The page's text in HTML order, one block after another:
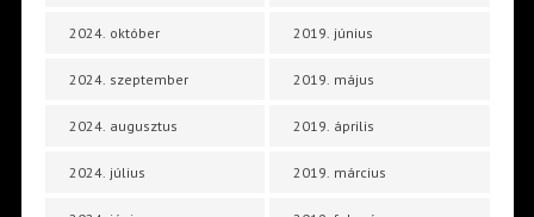
2024. október
2024. szeptember
2024. augusztus
2024. július
2019. június
2019. május
2019. április
2019. március